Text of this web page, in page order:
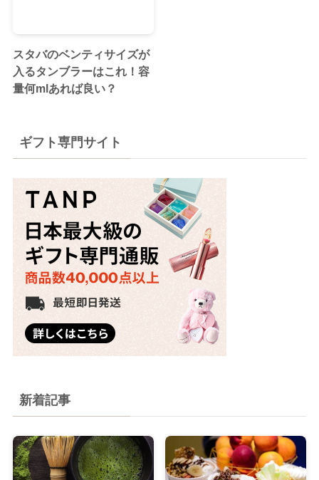
スタバのベンティサイズが
入るタンブラーはこれ！容
量何mlあれば良い？
ギフト専門サイト
新着記事